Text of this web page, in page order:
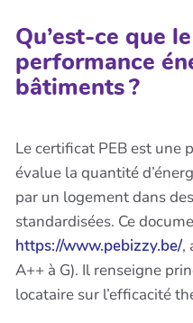
Qu’est-ce que
performance
bâtiments ?
Le certificat PEB est une
évalue la quantité
par un logement dans
standardisées. Ce
https://www.pebizzy.be/,
A++ à G). Il renseigne
locataire sur l’efficacité